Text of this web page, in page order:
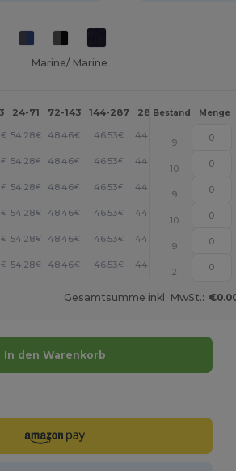
Marine/ Marine
24-71 72-143 144-287 288 + Mehr
Bestand Menge
€ 54.28€ 48.46€ 46.53€ 44.59
9
€ 54.28€ 48.46€ 46.53€ 44.59
10
€ 54.28€ 48.46€ 46.53€ 44.59
9
€ 54.28€ 48.46€ 46.53€ 44.59
10
€ 54.28€ 48.46€ 46.53€ 44.59
9
€ 54.28€ 48.46€ 46.53€ 44.59
2
Gesamtsumme inkl. MwSt.:
In den Warenkorb